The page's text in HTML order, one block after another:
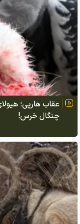
عقاب هارپی؛
چنگال خرس!